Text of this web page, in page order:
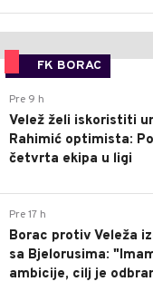
FK BORAC
Pre 9 h
Velež želi iskoristiti
Rahimić optimista:
četvrta ekipa u ligi
Pre 17 h
Borac protiv Veleža
sa Bjelorusima:
ambicije, cilj je